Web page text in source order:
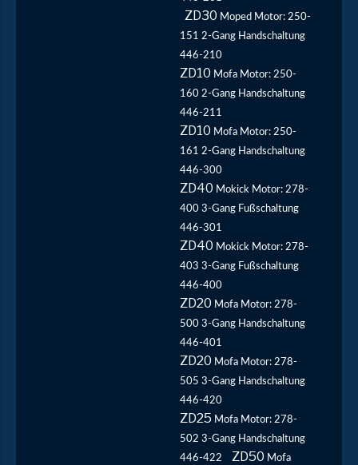
ZD30 Moped Motor: 250-
151 2-Gang Handschaltung
446-210
ZD10 Mofa Motor: 250-
160 2-Gang Handschaltung
446-211
ZD10 Mofa Motor: 250-
161 2-Gang Handschaltung
446-300
ZD40 Mokick Motor: 278-
400 3-Gang Fußschaltung
446-301
ZD40 Mokick Motor: 278-
403 3-Gang Fußschaltung
446-400
ZD20 Mofa Motor: 278-
500 3-Gang Handschaltung
446-401
ZD20 Mofa Motor: 278-
505 3-Gang Handschaltung
446-420
ZD25 Mofa Motor: 278-
502 3-Gang Handschaltung
446-422
ZD50 Mofa